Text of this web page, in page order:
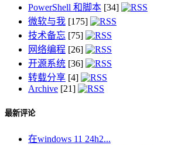
PowerShell 和脚本 [34]
微软与我 [175]
技术备忘 [75]
网络编程 [26]
开源系统 [36]
转载分享 [4]
Archive [21]
最新评论
在windows 11 24h2...